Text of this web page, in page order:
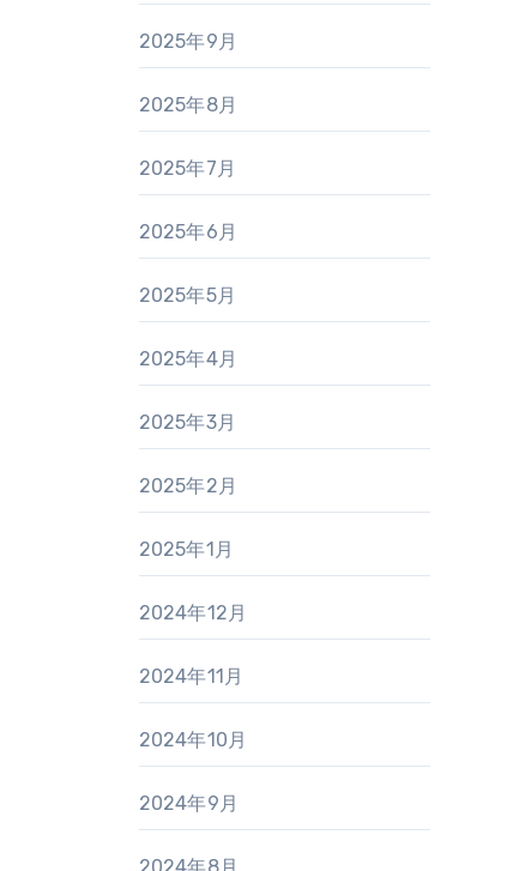
2025年9月
2025年8月
2025年7月
2025年6月
2025年5月
2025年4月
2025年3月
2025年2月
2025年1月
2024年12月
2024年11月
2024年10月
2024年9月